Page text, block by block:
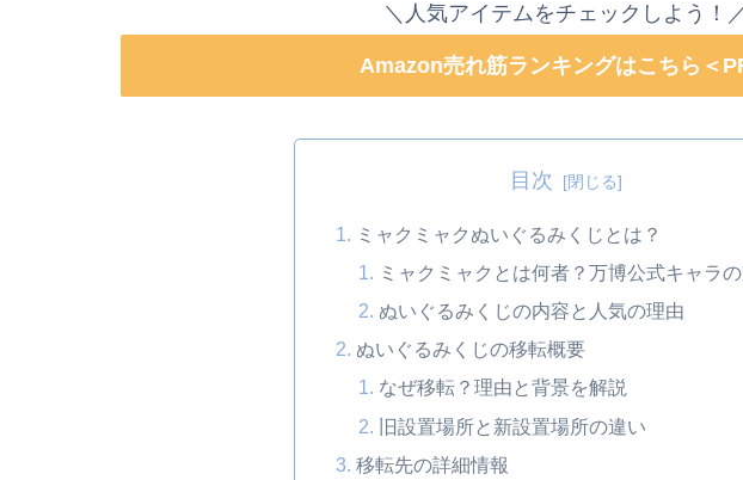
＼人気アイテムをチェックしよう！
Amazon売れ筋ランキングはこちら＜
目次
ミャクミャクぬいぐるみくじとは？
ミャクミャクとは何者？万博公式キャラ
ぬいぐるみくじの内容と人気の理由
ぬいぐるみくじの移転概要
なぜ移転？理由と背景を解説
旧設置場所と新設置場所の違い
移転先の詳細情報